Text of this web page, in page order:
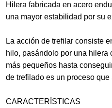
Hilera fabricada en acero
una mayor estabilidad por su
La acción de trefilar consiste
hilo, pasándolo por una hilera
más pequeños hasta
de trefilado es un proceso que
CARACTERÍSTICAS